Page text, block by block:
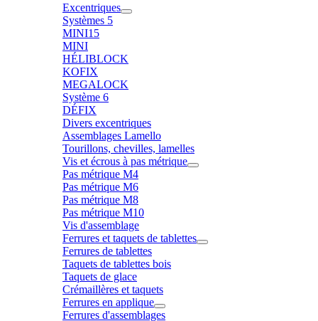
Excentriques
Systèmes 5
MINI15
MINI
HÉLIBLOCK
KOFIX
MEGALOCK
Système 6
DÉFIX
Divers excentriques
Assemblages Lamello
Tourillons, chevilles, lamelles
Vis et écrous à pas métrique
Pas métrique M4
Pas métrique M6
Pas métrique M8
Pas métrique M10
Vis d'assemblage
Ferrures et taquets de tablettes
Ferrures de tablettes
Taquets de tablettes bois
Taquets de glace
Crémaillères et taquets
Ferrures en applique
Ferrures d'assemblages